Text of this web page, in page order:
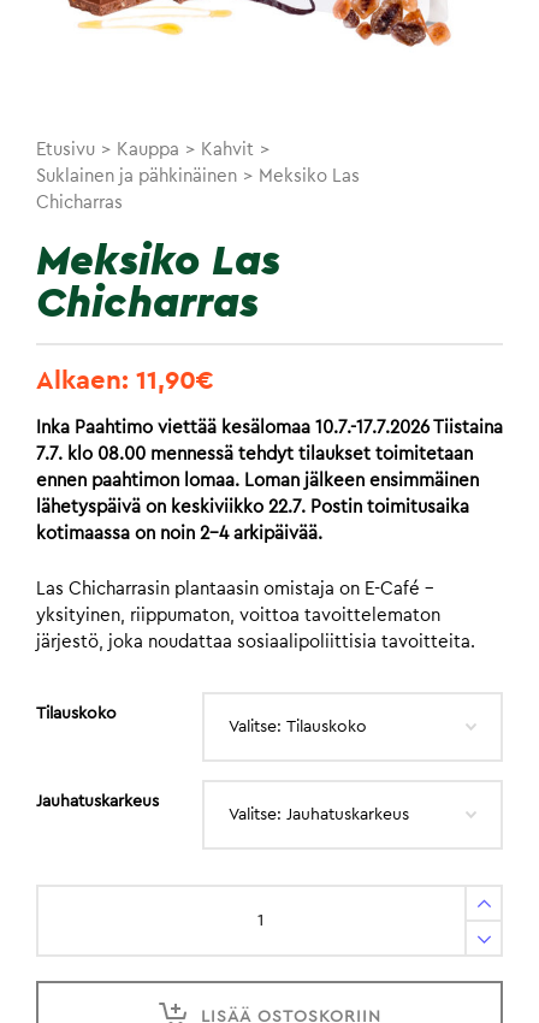
Etusivu > Kauppa > Kahvit >
Suklainen ja pähkinäinen > Meksiko Las
Chicharras
Meksiko Las
Chicharras
Alkaen: 11,90€
Inka Paahtimo viettää kesälomaa 10.7.-17.7.2026 Tiistaina
7.7. klo 08.00 mennessä tehdyt tilaukset toimitetaan
ennen paahtimon lomaa. Loman jälkeen ensimmäinen
lähetyspäivä on keskiviikko 22.7. Postin toimitusaika
kotimaassa on noin 2-4 arkipäivää.
Las Chicharrasin plantaasin omistaja on E-Café –
yksityinen, riippumaton, voittoa tavoittelematon
järjestö, joka noudattaa sosiaalipoliittisia tavoitteita.
Tilauskoko
Jauhatuskarkeus
LISÄÄ OSTOSKORIIN